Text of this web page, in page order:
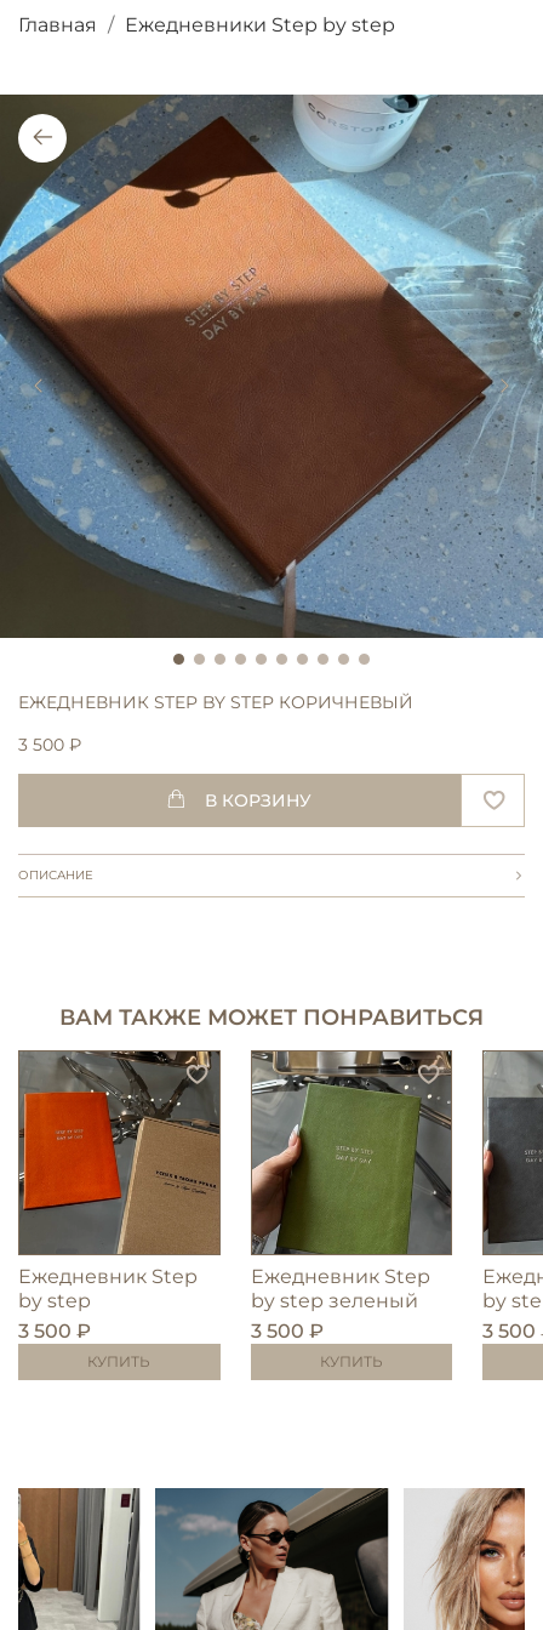
Главная Ежедневники Step by step
ЕЖЕДНЕВНИК STEP BY STEP КОРИЧНЕВЫЙ
3 500 ₽
В КОРЗИНУ
ОПИСАНИЕ
ВАМ ТАКЖЕ МОЖЕТ ПОНРАВИТЬСЯ
Ежедневник Step
by step
3 500 ₽
КУПИТЬ
Ежедневник Step
by step зеленый
3 500 ₽
КУПИТЬ
by
3 500